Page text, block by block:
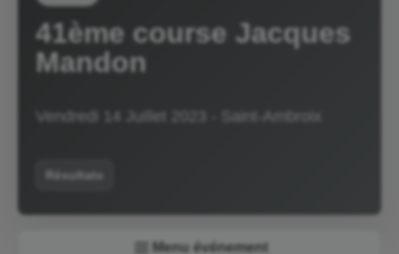
41ème course Jacques
Mandon
Vendredi 14 Juillet 2023 - Saint-Ambroix
Résultats
Menu événement